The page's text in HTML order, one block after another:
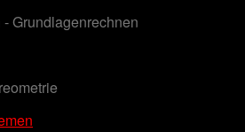
Grundlagenrechnen